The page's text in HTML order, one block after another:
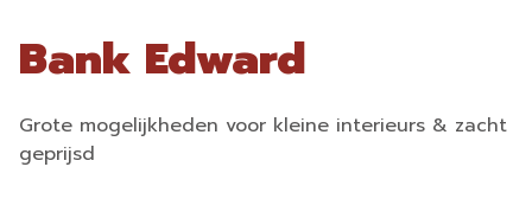
Bank Edward
Grote mogelijkheden voor kleine interieurs & zacht
geprijsd